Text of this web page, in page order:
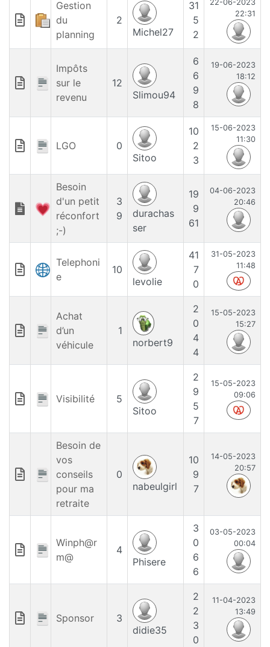
Gestion
du
planning
2
Michel27
31
5
2
22-06-2023
22:31
Impôts
sur le
revenu
12
Slimou94
6
6
9
8
19-06-2023
18:12
LGO
0
Sitoo
10
2
3
15-06-2023
11:30
Besoin
d'un petit
réconfort
;-)
3
9
durachas
ser
19
9
61
04-06-2023
20:46
Telephoni
e
10
levolie
41
7
0
31-05-2023
11:48
Achat
d’un
véhicule
1
norbert9
2
0
4
4
15-05-2023
15:27
Visibilité
5
Sitoo
2
9
5
7
15-05-2023
09:06
Besoin de
vos
conseils
pour ma
retraite
0
nabeulgirl
10
9
7
14-05-2023
20:57
Winph@r
m@
4
Phisere
3
0
6
6
03-05-2023
00:04
Sponsor
3
didie35
2
2
3
0
11-04-2023
13:49